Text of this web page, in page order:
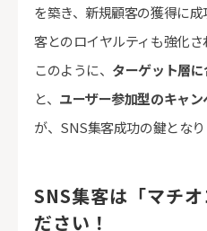
を築き、新規顧客の獲得に
客とのロイヤルティも強化さ
このように、 ターゲット層
と、 ユーザー参加型のキャ
が、SNS集客成功の鍵となり
SNS集客は「マチ
ださい！